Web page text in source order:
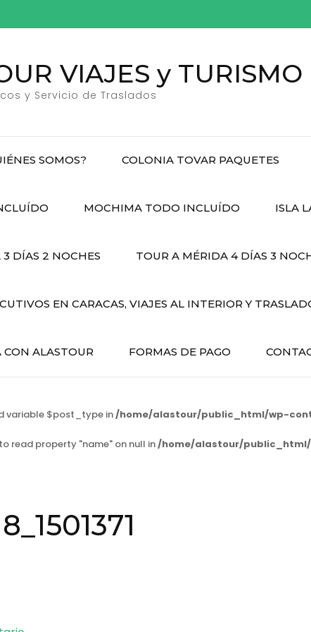
VIAJES y TURISMO
y Servicio de Traslados
SOMOS? COLONIA TOVAR PAQUETES
MOCHIMA TODO INCLUÍDO ISLA
DÍAS 2 NOCHES TOUR A MÉRIDA 4 DÍAS 3
EN CARACAS, VIAJES AL INTERIOR Y
ALASTOUR FORMAS DE PAGO
variable $post_type in/home/alastour/public_html/wp-
read property "name" on null in/home/alastour/